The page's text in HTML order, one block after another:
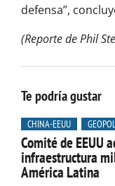
defensa”,
(Reporte de Phil
Te podría gustar
CHINA-EEUU
Comité de EEUU
infraestructura
América Latina